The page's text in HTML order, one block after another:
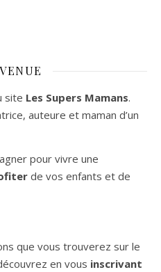
site Les Supers Mamans.
auteure et maman d’un
pour vivre une
de vos enfants et de
que vous trouverez sur le
en vous inscrivant